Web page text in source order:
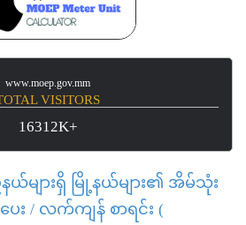
www.moep.gov.mm
VISITORS
16312K+
ယ်များရှိ မြို့နယ်များ၏ အိမ်သုံး
ေး / လက်ကျန် စာရင်း (